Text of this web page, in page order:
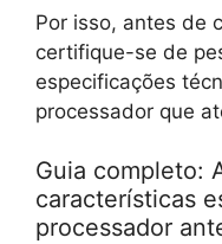
Por isso, antes de
certifique-se de
especificações
processador que
Guia completo:
características
processador